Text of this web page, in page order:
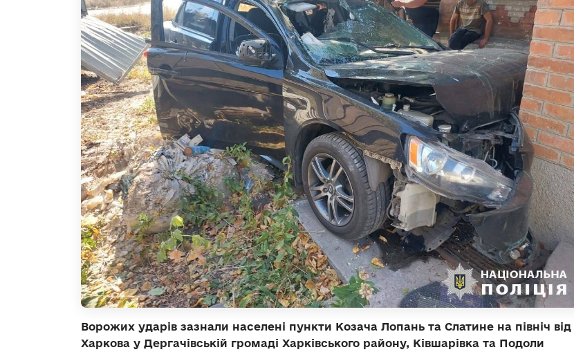
Ворожих ударів зазнали населені пункти Козача Лопань та Слатине на північ від
Харкова у Дергачівській громаді Харківського району, Ківшарівка та Подоли